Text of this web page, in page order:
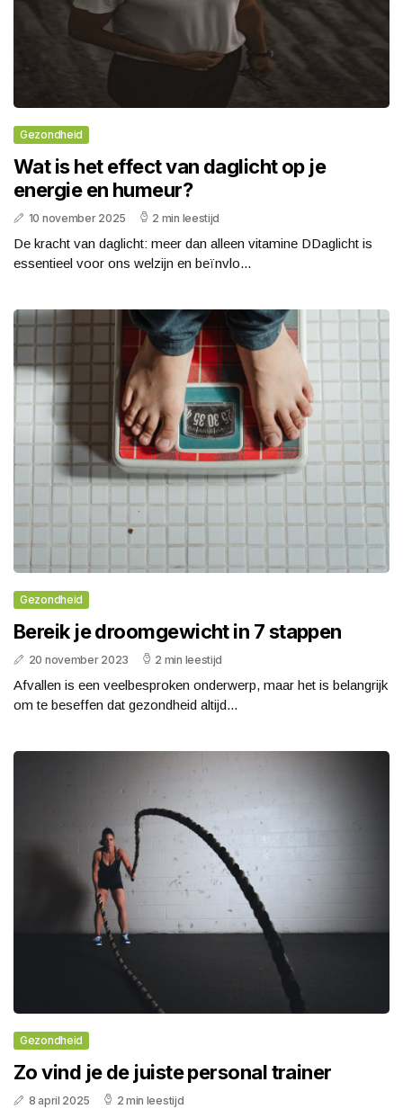
Gezondheid
Wat is het effect van daglicht op je
energie en humeur?
10 november 2025 2 min leestijd
De kracht van daglicht: meer dan alleen vitamine DDaglicht is
essentieel voor ons welzijn en beïnvlo...
Gezondheid
Bereik je droomgewicht in 7 stappen
20 november 2023 2 min leestijd
Afvallen is een veelbesproken onderwerp, maar het is belangrijk
om te beseffen dat gezondheid altijd...
Gezondheid
Zo vind je de juiste personal trainer
8 april 2025 2 min leestijd